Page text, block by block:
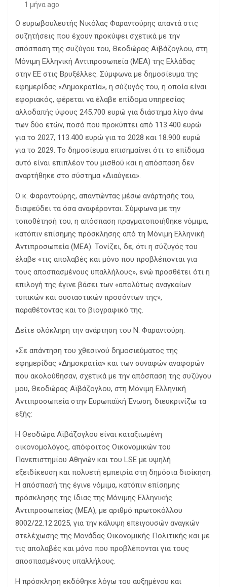
1 μήνα ago
Ο ευρωβουλευτής Νικόλας Φαραντούρης απαντά στις
συζητήσεις που έχουν προκύψει σχετικά με την
απόσπαση της συζύγου του, Θεοδώρας Αϊβάζογλου, στη
Μόνιμη Ελληνική Αντιπροσωπεία (ΜΕΑ) της Ελλάδας
στην ΕΕ στις Βρυξέλλες. Σύμφωνα με δημοσίευμα της
εφημερίδας «Δημοκρατία», η σύζυγός του, η οποία είναι
εφοριακός, φέρεται να έλαβε επίδομα υπηρεσίας
αλλοδαπής ύψους 245.700 ευρώ για διάστημα λίγο άνω
των δύο ετών, ποσό που προκύπτει από 113.400 ευρώ
για το 2027, 113.400 ευρώ για το 2028 και 18.900 ευρώ
για το 2029. Το δημοσίευμα επισημαίνει ότι το επίδομα
αυτό είναι επιπλέον του μισθού και η απόσπαση δεν
αναρτήθηκε στο σύστημα «Διαύγεια».
Ο κ. Φαραντούρης, απαντώντας μέσω ανάρτησής του,
διαψεύδει τα όσα αναφέρονται. Σύμφωνα με την
τοποθέτησή του, η απόσπαση πραγματοποιήθηκε νόμιμα,
κατόπιν επίσημης πρόσκλησης από τη Μόνιμη Ελληνική
Αντιπροσωπεία (ΜΕΑ). Τονίζει, δε, ότι η σύζυγός του
έλαβε «τις απολαβές και μόνο που προβλέπονται για
τους αποσπασμένους υπαλλήλους», ενώ προσθέτει ότι η
επιλογή της έγινε βάσει των «απολύτως αναγκαίων
τυπικών και ουσιαστικών προσόντων της»,
παραθέτοντας και το βιογραφικό της.
Δείτε ολόκληρη την ανάρτηση του Ν. Φαραντούρη:
«Σε απάντηση του χθεσινού δημοσιεύματος της
εφημερίδας «Δημοκρατία» και των συναφών αναφορών
που ακολούθησαν, σχετικά με την απόσπαση της συζύγου
μου, Θεοδώρας Αϊβάζογλου, στη Μόνιμη Ελληνική
Αντιπροσωπεία στην Ευρωπαϊκή Ένωση, διευκρινίζω τα
εξής:
Η Θεοδώρα Αϊβάζογλου είναι καταξιωμένη
οικονομολόγος, απόφοιτος Οικονομικών του
Πανεπιστημίου Αθηνών και του LSE με υψηλή
εξειδίκευση και πολυετή εμπειρία στη δημόσια διοίκηση.
Η απόσπασή της έγινε νόμιμα, κατόπιν επίσημης
πρόσκλησης της ίδιας της Μόνιμης Ελληνικής
Αντιπροσωπείας (ΜΕΑ), με αριθμό πρωτοκόλλου
8002/22.12.2025, για την κάλυψη επειγουσών αναγκών
στελέχωσης της Μονάδας Οικονομικής Πολιτικής και με
τις απολαβές και μόνο που προβλέπονται για τους
αποσπασμένους υπαλλήλους.
Η πρόσκληση εκδόθηκε λόγω του αυξημένου και